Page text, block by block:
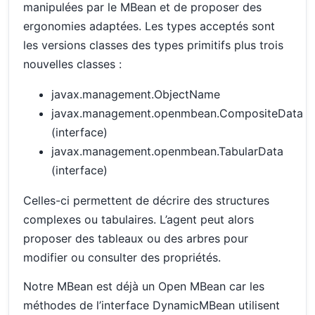
manipulées par le MBean et de proposer des
ergonomies adaptées. Les types acceptés sont
les versions classes des types primitifs plus trois
nouvelles classes :
javax.management.ObjectName
javax.management.openmbean.CompositeData
(interface)
javax.management.openmbean.TabularData
(interface)
Celles-ci permettent de décrire des structures
complexes ou tabulaires. L’agent peut alors
proposer des tableaux ou des arbres pour
modifier ou consulter des propriétés.
Notre MBean est déjà un Open MBean car les
méthodes de l’interface DynamicMBean utilisent